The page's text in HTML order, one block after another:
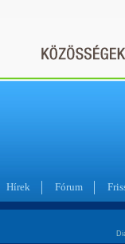
Hírek Fórum